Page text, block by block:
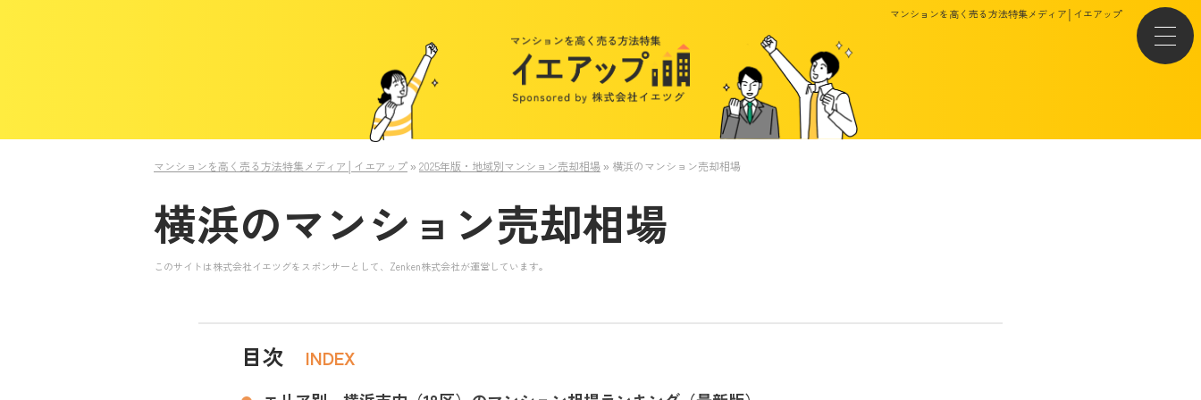
マンションを高く売る方法特集メディア│イエアップ
マンションを高く売る方法特集メディア│イエアップ» 2025年版・地域別マンション売却相場 » 横浜のマンション売却相場
横浜のマンション売却相場
このサイトは株式会社イエツグをスポンサーとして、Zenken株式会社が運営しています。
目次